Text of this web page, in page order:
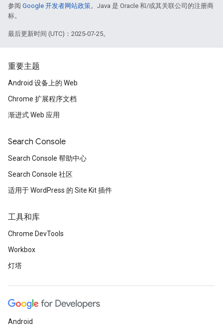
参阅 Google 开发者网站政策。Java 是 Oracle 和/或其关联公司的注册商
标。
最后更新时间 (UTC)：2025-07-25。
重要主题
Android 设备上的 Web
Chrome 扩展程序文档
渐进式 Web 应用
Search Console
Search Console 帮助中心
Search Console 社区
适用于 WordPress 的 Site Kit 插件
工具和库
Chrome DevTools
Workbox
灯塔
Android